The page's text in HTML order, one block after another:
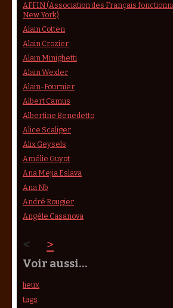
AFFIN (Association des Français
New York)
Alain Cotten
Alain Crozier
Alain Minighetti
Alain Wexler
Alain-Fournier
Albert Camus
Albertine Benedetto
Alice Scaliger
Alix Geysels
Amélie Guyot
Ana Mejia Eslava
Ana Nb
André Rougier
Angèle Casanova
< >
Voir aussi…
lieux
tags